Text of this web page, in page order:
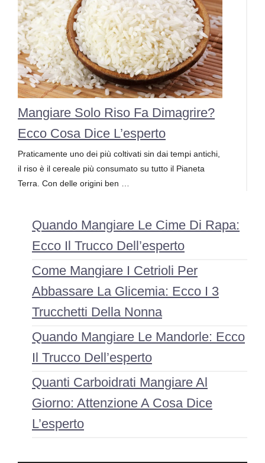
Mangiare Solo Riso Fa Dimagrire?
Ecco Cosa Dice L’esperto
Praticamente uno dei più coltivati sin dai tempi antichi,
il riso è il cereale più consumato su tutto il Pianeta
Terra. Con delle origini ben …
Quando Mangiare Le Cime Di Rapa:
Ecco Il Trucco Dell’esperto
Come Mangiare I Cetrioli Per
Abbassare La Glicemia: Ecco I 3
Trucchetti Della Nonna
Quando Mangiare Le Mandorle: Ecco
Il Trucco Dell’esperto
Quanti Carboidrati Mangiare Al
Giorno: Attenzione A Cosa Dice
L’esperto